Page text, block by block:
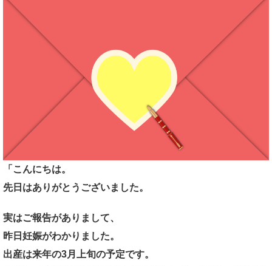
「こんにちは。
先日はありがとうございました。
実はご報告がありまして、
昨日妊娠がわかりました。
出産は来年の3月上旬の予定です。